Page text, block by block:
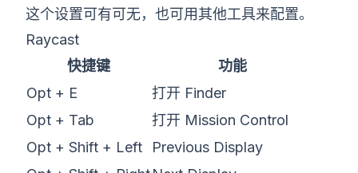
这个设置可有可无，也可用其他工具来配置。
Raycast
快捷键
功能
Opt + E
打开 Finder
Opt + Tab
打开 Mission Control
Opt + Shift + Left
Previous Display